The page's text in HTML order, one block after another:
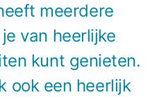
meerdere
van heerlijke
kunt genieten.
ook een heerlijk